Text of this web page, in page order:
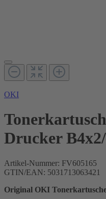
OKI
Drucker
Artikel-Nummer: FV605165
GTIN/EAN: 5031713063421
Original OKI